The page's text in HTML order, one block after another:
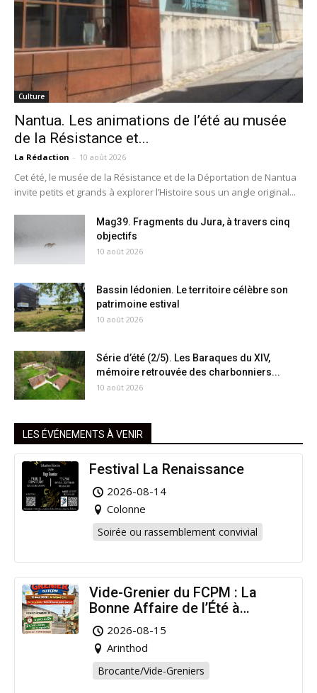
Culture
Nantua. Les animations de l’été au musée
de la Résistance et...
La Rédaction - 10 août 2026
Cet été, le musée de la Résistance et de la Déportation de Nantua
invite petits et grands à explorer l’Histoire sous un angle original...
Mag39. Fragments du Jura, à travers cinq
objectifs
10 août 2026
Bassin lédonien. Le territoire célèbre son
patrimoine estival
10 août 2026
Série d’été (2/5). Les Baraques du XIV,
mémoire retrouvée des charbonniers...
10 août 2026
LES ÉVÉNEMENTS À VENIR
Festival La Renaissance
2026-08-14
Colonne
Soirée ou rassemblement convivial
Vide-Grenier du FCPM : La
Bonne Affaire de l’Été à
Arinthod !
2026-08-15
Arinthod
Brocante/Vide-Greniers